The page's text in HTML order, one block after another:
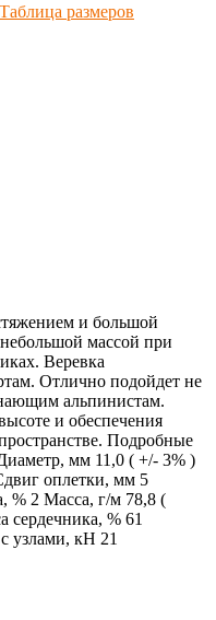
Таблица размеров
и большой
массой при
Веревка
Отлично подойдет не
альпинистам.
и обеспечения
Подробные
мм 11,0 ( +/- 3% )
оплетки, мм 5
% 2 Масса, г/м 78,8 (
сердечника, % 61
узлами, кН 21